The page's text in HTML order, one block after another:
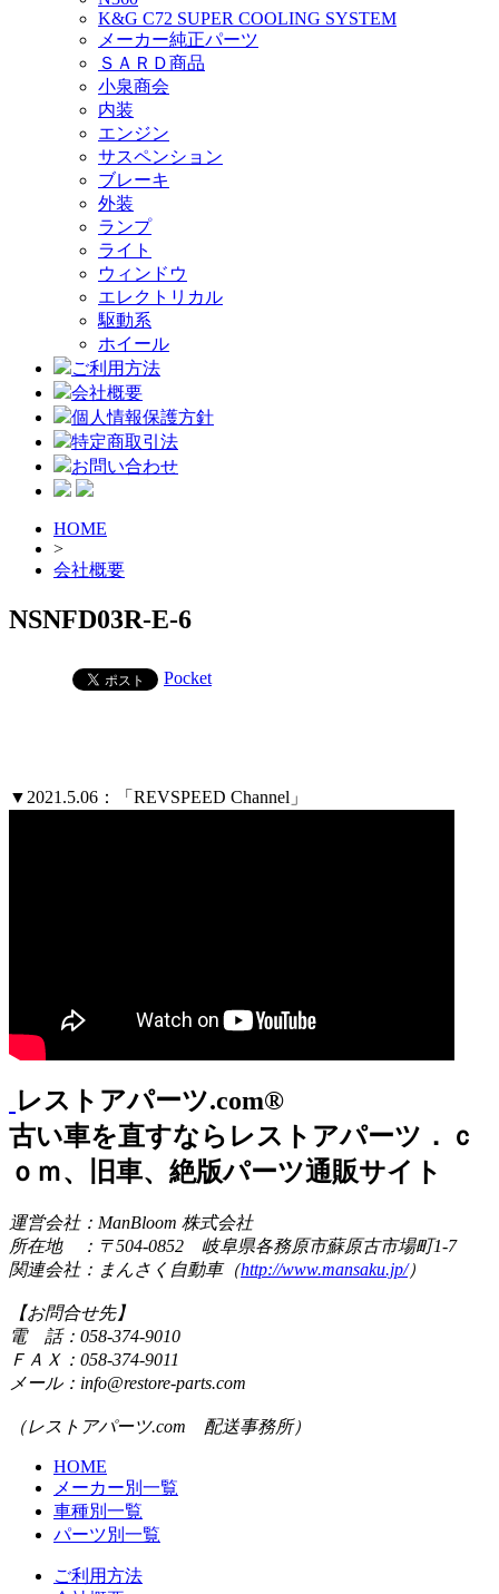
K&G C72 SUPER COOLING SYSTEM
メーカー純正パーツ
ＳＡＲＤ商品
小泉商会
内装
エンジン
サスペンション
ブレーキ
外装
ランプ
ライト
ウィンドウ
エレクトリカル
駆動系
ホイール
ご利用方法
会社概要
個人情報保護方針
特定商取引法
お問い合わせ
HOME
>
会社概要
NSNFD03R-E-6
Pocket
▼2021.5.06：「REVSPEED Channel」
レストアパーツ.com®
古い車を直すならレストアパーツ．ｃ
ｏｍ、旧車、絶版パーツ通販サイト
運営会社：ManBloom 株式会社
所在地 ：〒504-0852 岐阜県各務原市蘇原古市場町1-7
関連会社：まんさく自動車（http://www.mansaku.jp/）
【お問合せ先】
電 話：058-374-9010
ＦＡＸ：058-374-9011
メール：info@restore-parts.com
（レストアパーツ.com 配送事務所）
HOME
メーカー別一覧
車種別一覧
パーツ別一覧
ご利用方法